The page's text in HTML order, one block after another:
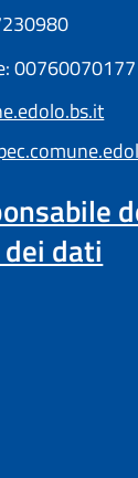
00760070177
dati